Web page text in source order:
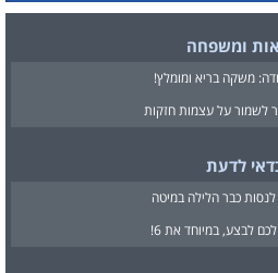
ומשפחה
משקה בריא ומומלץ!
לשמור על עצמות חזקות
לדעת